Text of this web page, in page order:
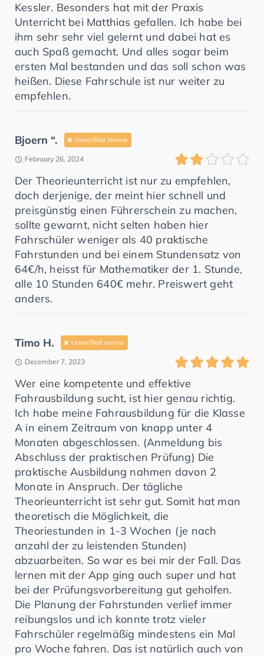
Kessler. Besonders hat mit der Praxis
Unterricht bei Matthias gefallen. Ich habe bei
ihm sehr sehr viel gelernt und dabei hat es
auch Spaß gemacht. Und alles sogar beim
ersten Mal bestanden und das soll schon was
heißen. Diese Fahrschule ist nur weiter zu
empfehlen.
Bjoern “. Unverified review
February 26, 2024
Der Theorieunterricht ist nur zu empfehlen,
doch derjenige, der meint hier schnell und
preisgünstig einen Führerschein zu machen,
sollte gewarnt, nicht selten haben hier
Fahrschüler weniger als 40 praktische
Fahrstunden und bei einem Stundensatz von
64€/h, heisst für Mathematiker der 1. Stunde,
alle 10 Stunden 640€ mehr. Preiswert geht
anders.
Timo H. Unverified review
December 7, 2023
Wer eine kompetente und effektive
Fahrausbildung sucht, ist hier genau richtig.
Ich habe meine Fahrausbildung für die Klasse
A in einem Zeitraum von knapp unter 4
Monaten abgeschlossen. (Anmeldung bis
Abschluss der praktischen Prüfung) Die
praktische Ausbildung nahmen davon 2
Monate in Anspruch. Der tägliche
Theorieunterricht ist sehr gut. Somit hat man
theoretisch die Möglichkeit, die
Theoriestunden in 1-3 Wochen (je nach
anzahl der zu leistenden Stunden)
abzuarbeiten. So war es bei mir der Fall. Das
lernen mit der App ging auch super und hat
bei der Prüfungsvorbereitung gut geholfen.
Die Planung der Fahrstunden verlief immer
reibungslos und ich konnte trotz vieler
Fahrschüler regelmäßig mindestens ein Mal
pro Woche fahren. Das ist natürlich auch von